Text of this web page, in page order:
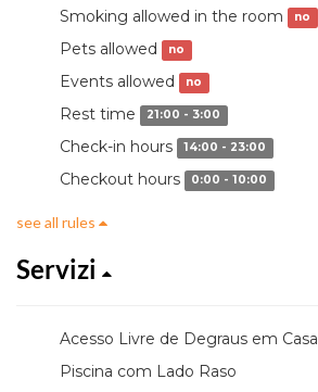
Smoking allowed in the room no
Pets allowed no
Events allowed no
Rest time 21:00 - 3:00
Check-in hours 14:00 - 23:00
Checkout hours 0:00 - 10:00
see all rules
Servizi
Acesso Livre de Degraus em Casa
Piscina com Lado Raso